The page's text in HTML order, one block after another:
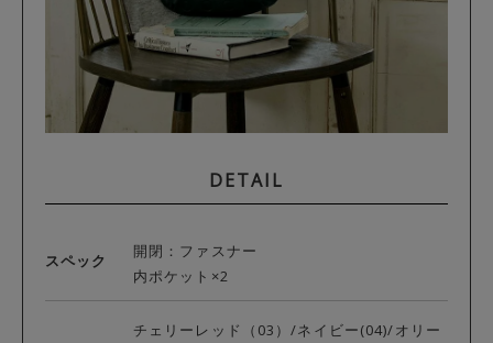
DETAIL
スペック
開閉：ファスナー
内ポケット×2
チェリーレッド（03）/ネイビー(04)/オリー